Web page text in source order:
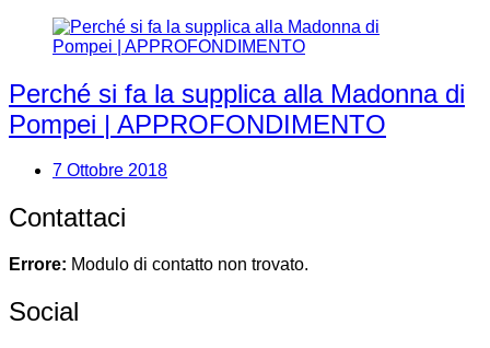
Perché si fa la supplica alla Madonna di
Pompei | APPROFONDIMENTO
7 Ottobre 2018
Contattaci
Errore: Modulo di contatto non trovato.
Social